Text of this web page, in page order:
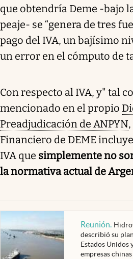
que obtendría Deme -bajo
peaje- se “genera de tres
pago del IVA, un bajísimo
un error en el cómputo de
Con respecto al IVA, y" tal
mencionado en el propio
Preadjudicación de ANPYN
Financiero de DEME
IVA que simplemente no
la normativa actual de
Reunión.
describió su
Estados Unidos
empresas chinas